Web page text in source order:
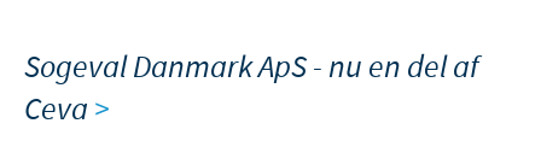
Sogeval Danmark ApS - nu en del af
Ceva >